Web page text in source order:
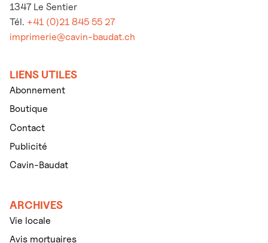
1347 Le Sentier
Tél. +41 (0)21 845 55 27
imprimerie@cavin-baudat.ch
LIENS UTILES
Abonnement
Boutique
Contact
Publicité
Cavin-Baudat
ARCHIVES
Vie locale
Avis mortuaires